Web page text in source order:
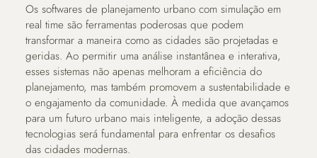
Os softwares de planejamento urbano com simulação em
real time são ferramentas poderosas que podem
transformar a maneira como as cidades são projetadas e
geridas. Ao permitir uma análise instantânea e interativa,
esses sistemas não apenas melhoram a eficiência do
planejamento, mas também promovem a sustentabilidade e
o engajamento da comunidade. À medida que avançamos
para um futuro urbano mais inteligente, a adoção dessas
tecnologias será fundamental para enfrentar os desafios
das cidades modernas.